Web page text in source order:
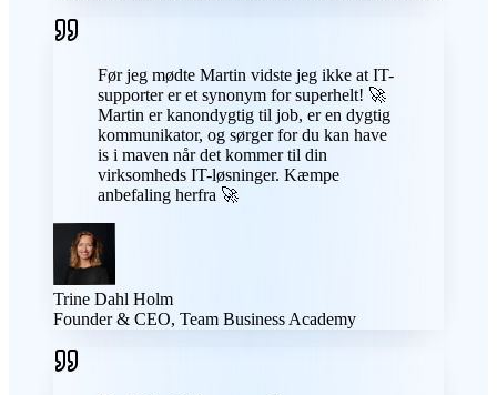
Før jeg mødte Martin vidste jeg ikke at IT-
supporter er et synonym for superhelt! 🚀
Martin er kanondygtig til job, er en dygtig
kommunikator, og sørger for du kan have
is i maven når det kommer til din
virksomheds IT-løsninger. Kæmpe
anbefaling herfra 🚀
Trine Dahl Holm
Founder & CEO, Team Business Academy